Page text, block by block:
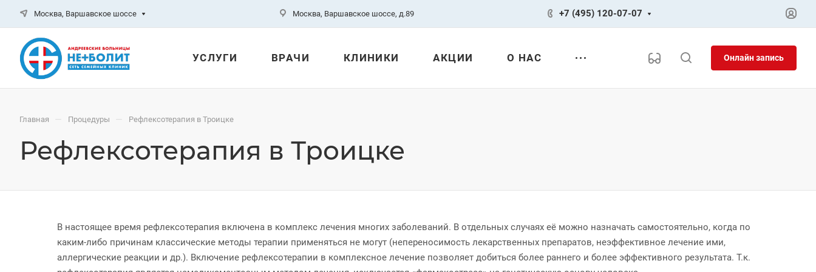
Москва, Варшавское шоссе Москва, Варшавское шоссе, д.89 +7 (495) 120-07-07
УСЛУГИ ВРАЧИ КЛИНИКИ АКЦИИ О НАС Онлайн запись
Главная — Процедуры — Рефлексотерапия в Троицке
Рефлексотерапия в Троицке
В настоящее время рефлексотерапия включена в комплекс лечения многих заболеваний. В отдельных случаях её можно назначать самостоятельно, когда по
каким-либо причинам классические методы терапии применяться не могут (непереносимость лекарственных препаратов, неэффективное лечение ими,
аллергические реакции и др.). Включение рефлексотерапии в комплексное лечение позволяет добиться более раннего и более эффективного результата. Т.к.